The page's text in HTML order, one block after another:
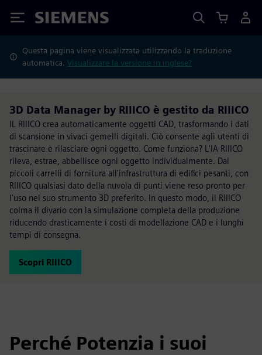
Siemens
Questa pagina viene visualizzata utilizzando la traduzione
automatica.Visualizzare la versione in inglese?
3D Data Manager by RIIICO è gestito da RIIICO
IL RIIICO crea automaticamente oggetti CAD, trasformando i dati
di scansione in vivaci gemelli digitali. Ciò consente agli utenti di
trascinare e rilasciare ogni oggetto. Come funziona? L'IA RIIICO
rileva, estrae, abbellisce ogni oggetto individualmente. Dai
piccoli carrelli di fornitura all'infrastruttura di edifici pesanti, con
RIIICO qualsiasi dato della nuvola di punti viene reso pronto per
l'uso nel suo strumento 3D preferito. In questo modo, il RIIICO
colma il divario con la simulazione completa della produzione
riducendo drasticamente i costi di modellazione CAD e i lunghi
tempi di consegna.
Scopri RIIICO
Perché Potenzia i suoi